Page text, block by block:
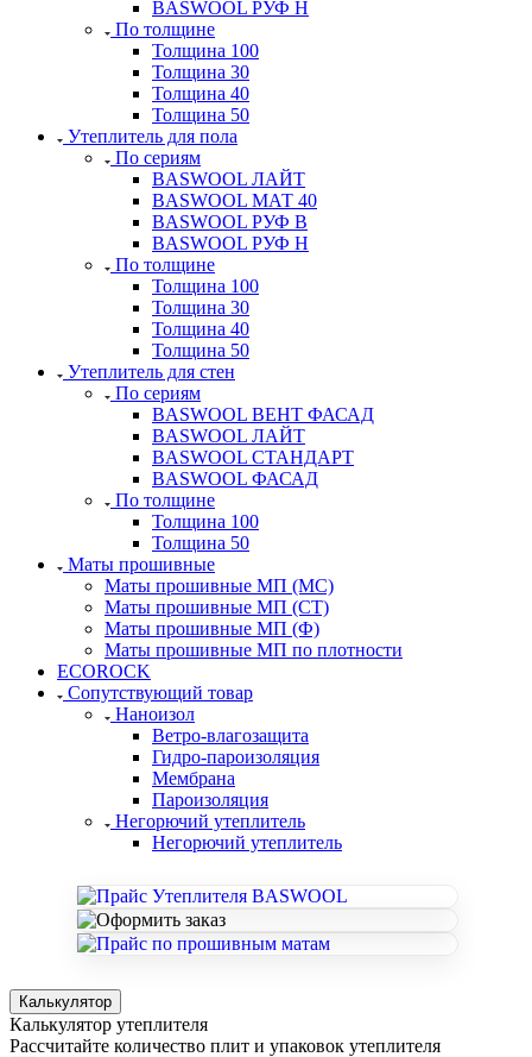
BASWOOL РУФ Н
По толщине
Толщина 100
Толщина 30
Толщина 40
Толщина 50
Утеплитель для пола
По сериям
BASWOOL ЛАЙТ
BASWOOL МАТ 40
BASWOOL РУФ В
BASWOOL РУФ Н
По толщине
Толщина 100
Толщина 30
Толщина 40
Толщина 50
Утеплитель для стен
По сериям
BASWOOL ВЕНТ ФАСАД
BASWOOL ЛАЙТ
BASWOOL СТАНДАРТ
BASWOOL ФАСАД
По толщине
Толщина 100
Толщина 50
Маты прошивные
Маты прошивные МП (МС)
Маты прошивные МП (СТ)
Маты прошивные МП (Ф)
Маты прошивные МП по плотности
ECOROCK
Сопутствующий товар
Наноизол
Ветро-влагозащита
Гидро-пароизоляция
Мембрана
Пароизоляция
Негорючий утеплитель
Негорючий утеплитель
Калькулятор
Калькулятор утеплителя
Рассчитайте количество плит и упаковок утеплителя